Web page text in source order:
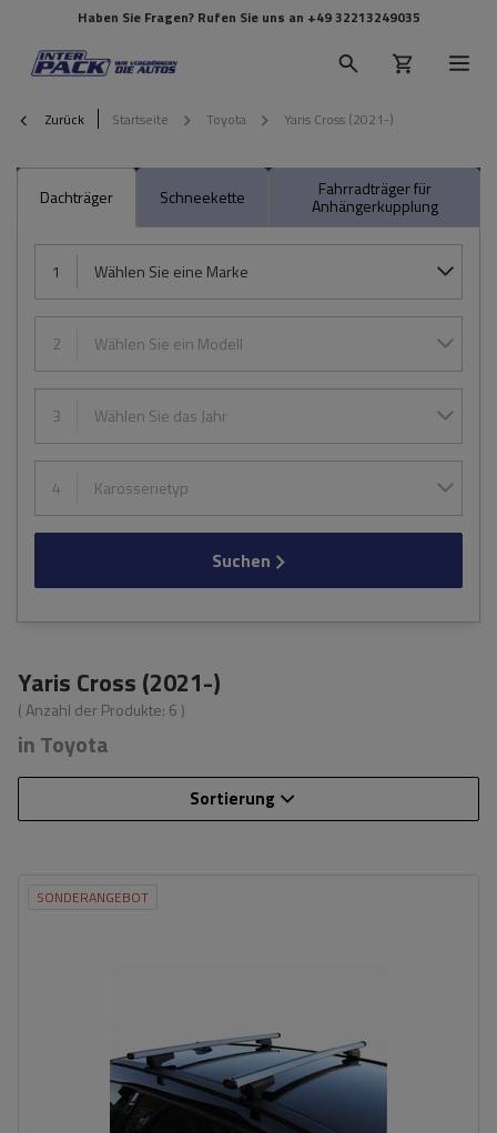
Haben Sie Fragen? Rufen Sie uns an +49 32213249035
Zurück Startseite Toyota Yaris Cross (2021-)
Dachträger Schneekette Fahrradträger für
Anhängerkupplung
1 Wählen Sie eine Marke
2 Wählen Sie ein Modell
3 Wählen Sie das Jahr
4 Karosserietyp
Suchen
Yaris Cross (2021-)
( Anzahl der Produkte: 6 )
in Toyota
Sortierung
SONDERANGEBOT